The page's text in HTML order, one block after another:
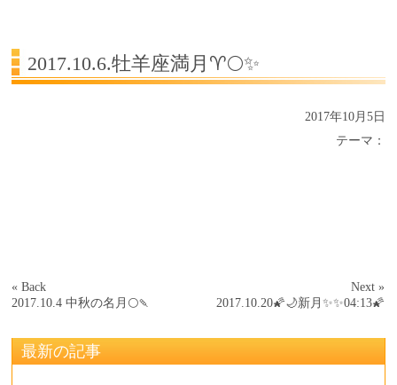
2017.10.6.牡羊座満月♈🌕✨
2017年10月5日
テーマ：
« Back
2017.10.4 中秋の名月🌕🍡
Next »
2017.10.20🌠🌙新月✨✨04:13🌠
最新の記事